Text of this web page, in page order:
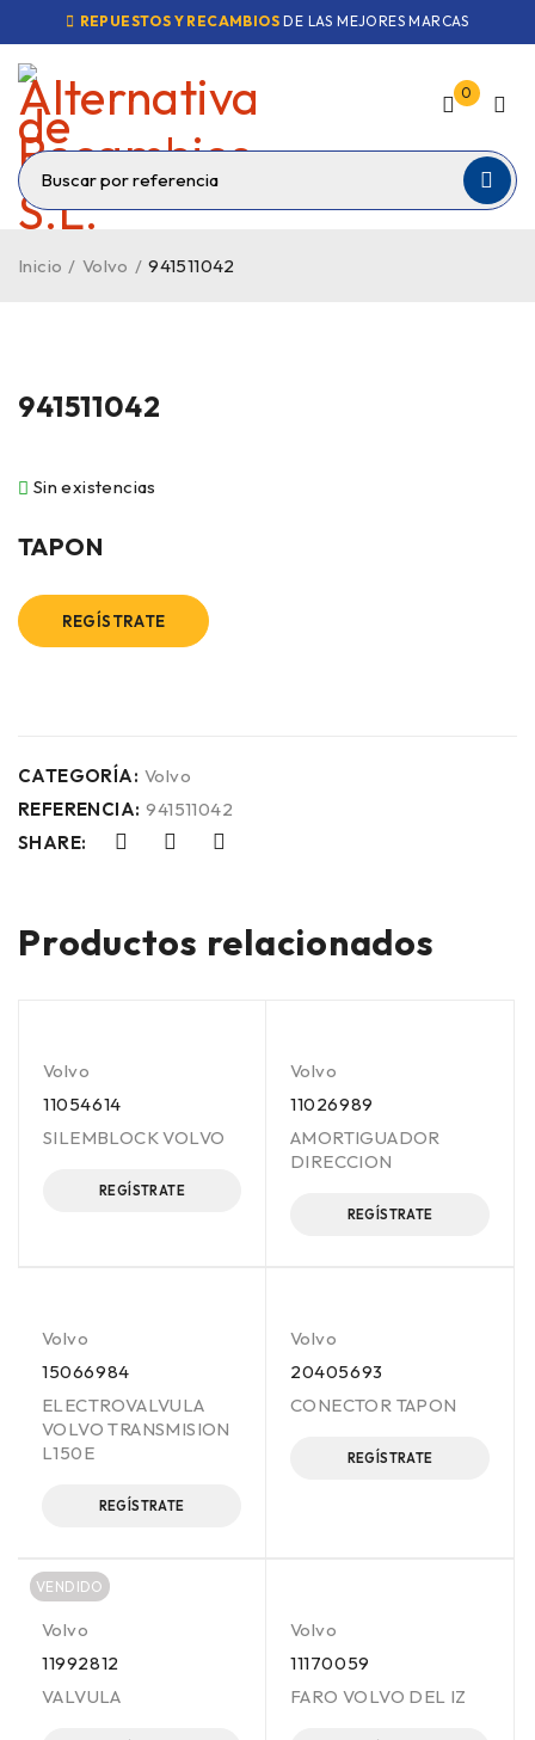
REPUESTOS Y RECAMBIOS DE LAS MEJORES MARCAS
0
Inicio / Volvo / 941511042
941511042
Sin existencias
TAPON
REGÍSTRATE
CATEGORÍA: Volvo
REFERENCIA: 941511042
SHARE:
Productos relacionados
Volvo
11054614
SILEMBLOCK VOLVO
REGÍSTRATE
Volvo
11026989
AMORTIGUADOR
DIRECCION
REGÍSTRATE
Volvo
15066984
ELECTROVALVULA
VOLVO TRANSMISION
L150E
REGÍSTRATE
Volvo
20405693
CONECTOR TAPON
REGÍSTRATE
VENDIDO
Volvo
11992812
VALVULA
Volvo
11170059
FARO VOLVO DEL IZ